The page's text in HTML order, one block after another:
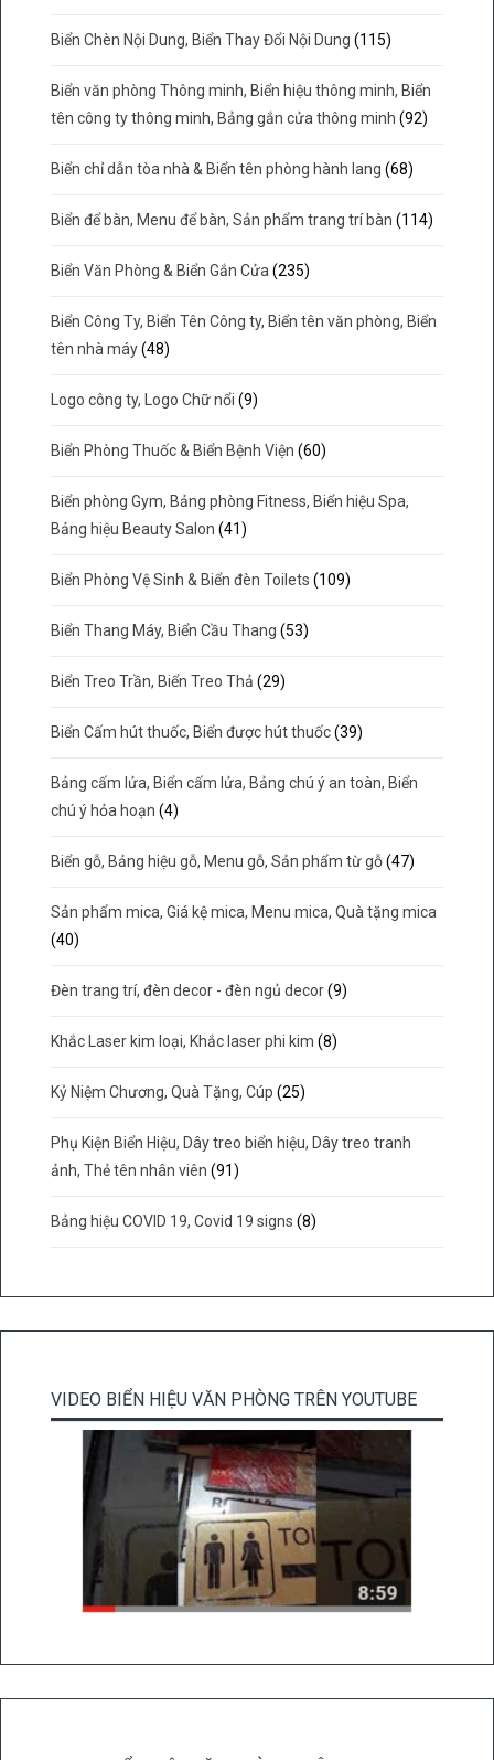
Biển Chèn Nội Dung, Biển Thay Đổi Nội Dung (115)
Biển văn phòng Thông minh, Biển hiệu thông minh, Biển
tên công ty thông minh, Bảng gắn cửa thông minh (92)
Biển chỉ dẫn tòa nhà & Biển tên phòng hành lang (68)
Biển để bàn, Menu để bàn, Sản phẩm trang trí bàn (114)
Biển Văn Phòng & Biển Gắn Cửa (235)
Biển Công Ty, Biển Tên Công ty, Biển tên văn phòng, Biển
tên nhà máy (48)
Logo công ty, Logo Chữ nổi (9)
Biển Phòng Thuốc & Biển Bệnh Viện (60)
Biển phòng Gym, Bảng phòng Fitness, Biển hiệu Spa,
Bảng hiệu Beauty Salon (41)
Biển Phòng Vệ Sinh & Biển đèn Toilets (109)
Biển Thang Máy, Biển Cầu Thang (53)
Biển Treo Trần, Biển Treo Thả (29)
Biển Cấm hút thuốc, Biển được hút thuốc (39)
Bảng cấm lửa, Biển cấm lửa, Bảng chú ý an toàn, Biển
chú ý hỏa hoạn (4)
Biển gỗ, Bảng hiệu gỗ, Menu gỗ, Sản phẩm từ gỗ (47)
Sản phẩm mica, Giá kệ mica, Menu mica, Quà tặng mica
(40)
Đèn trang trí, đèn decor - đèn ngủ decor (9)
Khắc Laser kim loại, Khắc laser phi kim (8)
Kỷ Niệm Chương, Quà Tặng, Cúp (25)
Phụ Kiện Biển Hiệu, Dây treo biển hiệu, Dây treo tranh
ảnh, Thẻ tên nhân viên (91)
Bảng hiệu COVID 19, Covid 19 signs (8)
VIDEO BIỂN HIỆU VĂN PHÒNG TRÊN YOUTUBE